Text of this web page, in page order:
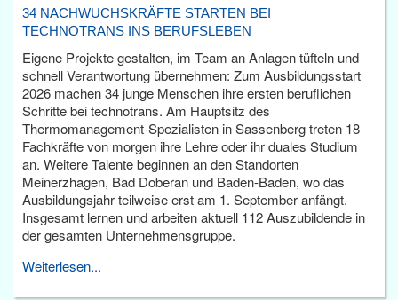
34 NACHWUCHSKRÄFTE STARTEN BEI
TECHNOTRANS INS BERUFSLEBEN
Eigene Projekte gestalten, im Team an Anlagen tüfteln und
schnell Verantwortung übernehmen: Zum Ausbildungsstart
2026 machen 34 junge Menschen ihre ersten beruflichen
Schritte bei technotrans. Am Hauptsitz des
Thermomanagement-Spezialisten in Sassenberg treten 18
Fachkräfte von morgen ihre Lehre oder ihr duales Studium
an. Weitere Talente beginnen an den Standorten
Meinerzhagen, Bad Doberan und Baden-Baden, wo das
Ausbildungsjahr teilweise erst am 1. September anfängt.
Insgesamt lernen und arbeiten aktuell 112 Auszubildende in
der gesamten Unternehmensgruppe.
Weiterlesen...